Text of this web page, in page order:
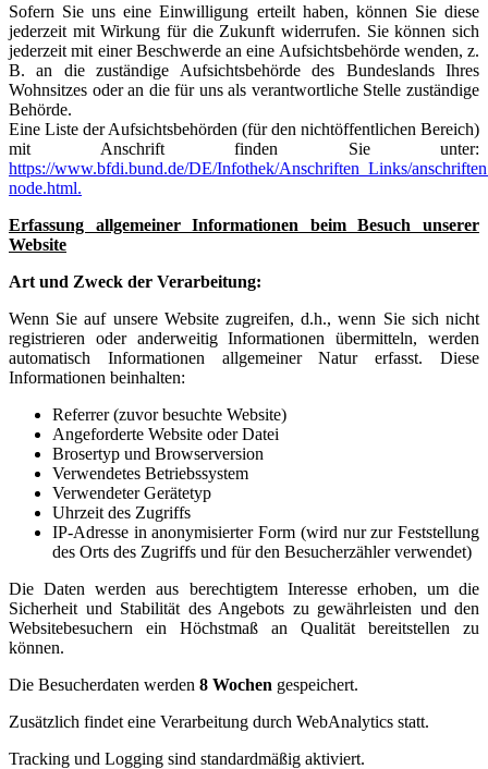
Sofern Sie uns eine Einwilligung erteilt haben, können Sie diese
jederzeit mit Wirkung für die Zukunft widerrufen. Sie können sich
jederzeit mit einer Beschwerde an eine Aufsichtsbehörde wenden, z.
B. an die zuständige Aufsichtsbehörde des Bundeslands Ihres
Wohnsitzes oder an die für uns als verantwortliche Stelle zuständige
Behörde.
Eine Liste der Aufsichtsbehörden (für den nichtöffentlichen Bereich)
mit Anschrift finden Sie unter:
https://www.bfdi.bund.de/DE/Infothek/Anschriften_Links/
node.html.
Erfassung allgemeiner Informationen beim Besuch unserer
Website
Art und Zweck der Verarbeitung:
Wenn Sie auf unsere Website zugreifen, d.h., wenn Sie sich nicht
registrieren oder anderweitig Informationen übermitteln, werden
automatisch Informationen allgemeiner Natur erfasst. Diese
Informationen beinhalten:
Referrer (zuvor besuchte Website)
Angeforderte Website oder Datei
Brosertyp und Browserversion
Verwendetes Betriebssystem
Verwendeter Gerätetyp
Uhrzeit des Zugriffs
IP-Adresse in anonymisierter Form (wird nur zur Feststellung
des Orts des Zugriffs und für den Besucherzähler verwendet)
Die Daten werden aus berechtigtem Interesse erhoben, um die
Sicherheit und Stabilität des Angebots zu gewährleisten und den
Websitebesuchern ein Höchstmaß an Qualität bereitstellen zu
können.
Die Besucherdaten werden 8 Wochen gespeichert.
Zusätzlich findet eine Verarbeitung durch WebAnalytics statt.
Tracking und Logging sind standardmäßig aktiviert.